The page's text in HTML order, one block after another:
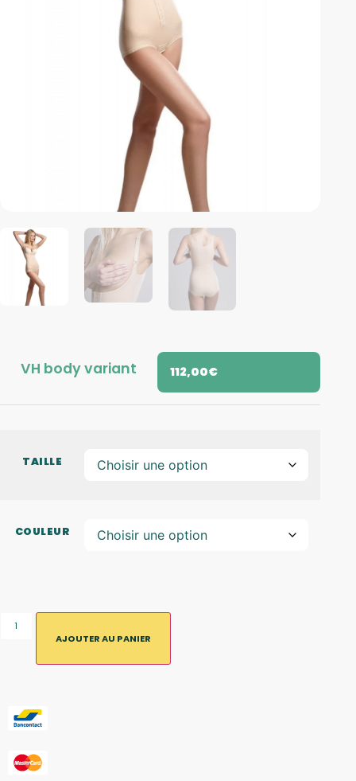
VH body variant 112,00€
TAILLE
COULEUR
AJOUTER AU PANIER